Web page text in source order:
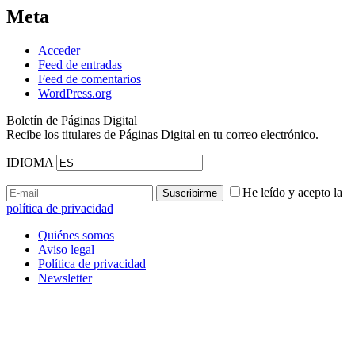
Meta
Acceder
Feed de entradas
Feed de comentarios
WordPress.org
Boletín de Páginas Digital
Recibe los titulares de Páginas Digital en tu correo electrónico.
IDIOMA
He leído y acepto la
política de privacidad
Quiénes somos
Aviso legal
Política de privacidad
Newsletter